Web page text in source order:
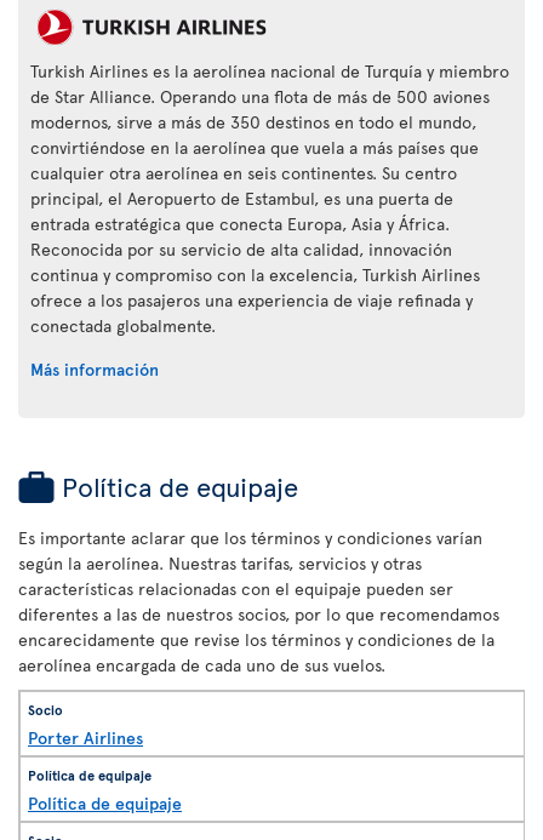
Turkish Airlines es la aerolínea nacional de Turquía y miembro
de Star Alliance. Operando una flota de más de 500 aviones
modernos, sirve a más de 350 destinos en todo el mundo,
convirtiéndose en la aerolínea que vuela a más países que
cualquier otra aerolínea en seis continentes. Su centro
principal, el Aeropuerto de Estambul, es una puerta de
entrada estratégica que conecta Europa, Asia y África.
Reconocida por su servicio de alta calidad, innovación
continua y compromiso con la excelencia, Turkish Airlines
ofrece a los pasajeros una experiencia de viaje refinada y
conectada globalmente.
Más información
Política de equipaje
Es importante aclarar que los términos y condiciones varían
según la aerolínea. Nuestras tarifas, servicios y otras
características relacionadas con el equipaje pueden ser
diferentes a las de nuestros socios, por lo que recomendamos
encarecidamente que revise los términos y condiciones de la
aerolínea encargada de cada uno de sus vuelos.
Porter Airlines
Política de equipaje